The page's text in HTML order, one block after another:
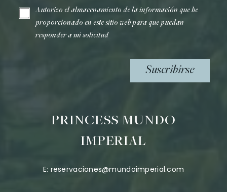
Autorizo el almacenamiento de la información que he
proporcionado en este sitio web para que puedan
responder a mi solicitud
Suscribirse
PRINCESS MUNDO
IMPERIAL
E: reservaciones@mundoimperial.com